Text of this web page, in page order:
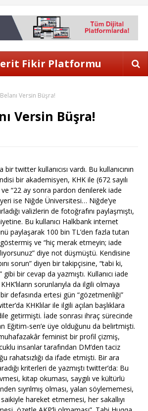
Fikir Platformu
Versin Büşra!
Versin Büşra!
twitter kullanıcısı vardı. Bu kullanıcının
bir akademisyen, KHK ile (672 sayılı
ve “22 ay sonra pardon denilerek iade
ise Niğde Üniversitesi… Niğde’ye
valizlerin de fotoğrafını paylaşmıştı,
Bu kullanıcı Halkbank internet
paylaşarak 100 bin TL’den fazla tutan
ve “hiç merak etmeyin; iade
diye not düşmüştü. Kendisine
sorun” diyen bir takipçisine, “tabi ki,
bir cevap da yazmıştı. Kullanıcı iade
sorunlarıyla da ilgili olmaya
defasında ertesi gün “gözetmenliği”
KHKlılar ile ilgili açılan başlıklara
getirmişti. İade sonrası ihraç sürecinde
Eğitim-sen’e üye olduğunu da belirtmişti.
feminist bir profil çizmiş,
insanlar tarafından DM’den taciz
rahatsızlığı da ifade etmişti. Bir ara
kriterleri de yazmıştı twitter’da: Bu
kitap okuması, saygılı ve kültürlü
sıyrılmış olması, yalan söylememesi,
hareket etmemesi, her sakallıyı